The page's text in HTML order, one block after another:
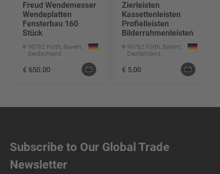
Freud Wendemesser
Wendeplatten
Fensterbau 160
Stück
90762 Fürth, Bayern,
Deutschland
€ 650.00
Zierleisten
Kassettenleisten
Profielleisten
Bilderrahmenleisten
90762 Fürth, Bayern,
Deutschland
€ 5.00
Subscribe to Our Global Trade
Newsletter